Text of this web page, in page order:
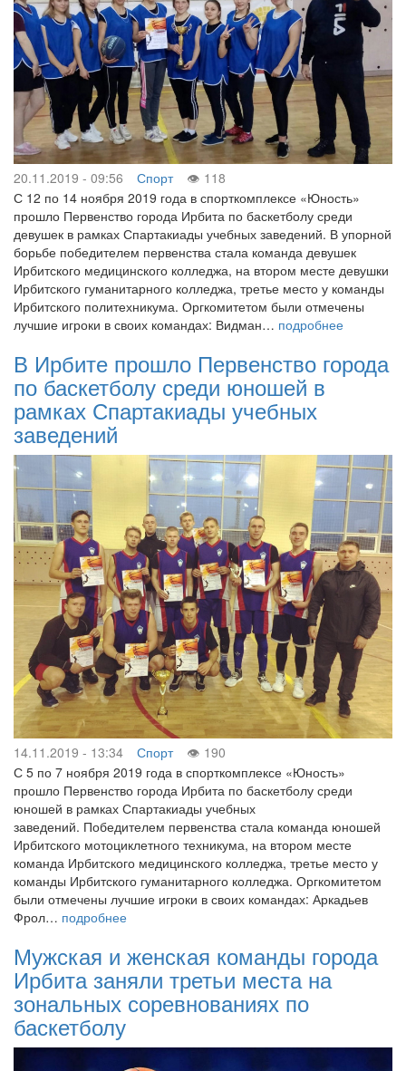
20.11.2019 - 09:56 Спорт
118
С 12 по 14 ноября 2019 года в спорткомплексе «Юность»
прошло Первенство города Ирбита по баскетболу среди
девушек в рамках Спартакиады учебных заведений. В упорной
борьбе победителем первенства стала команда девушек
Ирбитского медицинского колледжа, на втором месте девушки
Ирбитского гуманитарного колледжа, третье место у команды
Ирбитского политехникума. Оргкомитетом были отмечены
лучшие игроки в своих командах: Видман… подробнее
В Ирбите прошло Первенство города
по баскетболу среди юношей в
рамках Спартакиады учебных
заведений
14.11.2019 - 13:34 Спорт
190
С 5 по 7 ноября 2019 года в спорткомплексе «Юность»
прошло Первенство города Ирбита по баскетболу среди
юношей в рамках Спартакиады учебных
заведений. Победителем первенства стала команда юношей
Ирбитского мотоциклетного техникума, на втором месте
команда Ирбитского медицинского колледжа, третье место у
команды Ирбитского гуманитарного колледжа. Оргкомитетом
были отмечены лучшие игроки в своих командах: Аркадьев
Фрол… подробнее
Мужская и женская команды города
Ирбита заняли третьи места на
зональных соревнованиях по
баскетболу